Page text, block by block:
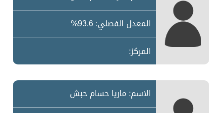
المعدل الفصلي: 93.6%
المركز:
الاسم: ماريا حسام حبش